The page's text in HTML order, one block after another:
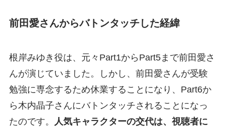
前田愛さんからバトンタッチした経緯
根岸みゆき役は、元々Part1からPart5まで前田愛さ
んが演じていました。しかし、前田愛さんが受験
勉強に専念するため休業することになり、Part6か
ら木内晶子さんにバトンタッチされることになっ
たのです。
人気キャラクターの交代は、視聴者に